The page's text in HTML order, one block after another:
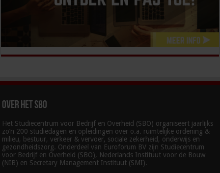
Over het SBO
Het Studiecentrum voor Bedrijf en Overheid (SBO) organiseert jaarlijks
zo’n 200 studiedagen en opleidingen over o.a. ruimtelijke ordening &
milieu, bestuur, verkeer & vervoer, sociale zekerheid, onderwijs en
gezondheidszorg. Onderdeel van Euroforum BV zijn Studiecentrum
voor Bedrijf en Overheid (SBO), Nederlands Instituut voor de Bouw
(NIB) en Secretary Management Instituut (SMI).